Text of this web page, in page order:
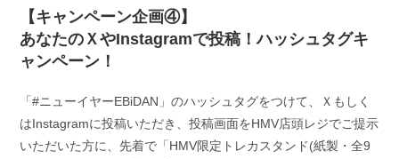
【キャンペーン企画④】
あなたのＸやInstagramで投稿！ハッシュタグキ
ャンペーン！
「#ニューイヤーEBiDAN」のハッシュタグをつけて、Ｘもしく
はInstagramに投稿いただき、投稿画面をHMV店頭レジでご提示
いただいた方に、先着で「HMV限定トレカスタンド(紙製・全9